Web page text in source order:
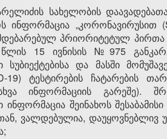
სახელობის
ინფორმაცია
პრიორიტეტულ პირთა
წლის 15 ივნისის №975
სუბიექტებისა და მასში
19) ტესტირების ჩატარების
ინფორმაციის გარეშე).
ინფორმაცია შეინახოს
ვალდებულია,